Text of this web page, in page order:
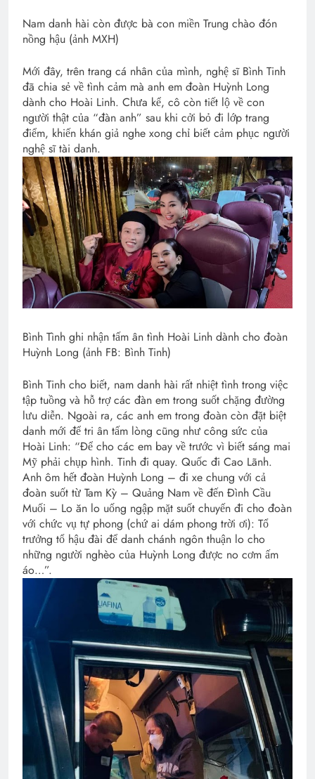
Nam danh hài còn được bà con miền Trung chào đón
nồng hậu (ảnh MXH)
Mới đây, trên trang cá nhân của mình, nghệ sĩ Bình Tinh
đã chia sẻ về tình cảm mà anh em đoàn Huỳnh Long
dành cho Hoài Linh. Chưa kể, cô còn tiết lộ về con
người thật của “đàn anh” sau khi cởi bỏ đi lớp trang
điểm, khiến khán giả nghe xong chỉ biết cảm phục người
nghệ sĩ tài danh.
Bình Tình ghi nhận tấm ân tình Hoài Linh dành cho đoàn
Huỳnh Long (ảnh FB: Bình Tinh)
Bình Tinh cho biết, nam danh hài rất nhiệt tình trong việc
tập tuồng và hỗ trợ các đàn em trong suốt chặng đường
lưu diễn. Ngoài ra, các anh em trong đoàn còn đặt biệt
danh mới để tri ân tấm lòng cũng như công sức của
Hoài Linh: “Để cho các em bay về trước vì biết sáng mai
Mỹ phải chụp hình. Tinh đi quay. Quốc đi Cao Lãnh.
Anh ôm hết đoàn Huỳnh Long – đi xe chung với cả
đoàn suốt từ Tam Kỳ – Quảng Nam về đến Đình Cầu
Muối – Lo ăn lo uống ngập mặt suốt chuyến đi cho đoàn
với chức vụ tự phong (chứ ai dám phong trời ơi): Tổ
trưởng tổ hậu đài để danh chánh ngôn thuận lo cho
những người nghèo của Huỳnh Long được no cơm ấm
áo…”.